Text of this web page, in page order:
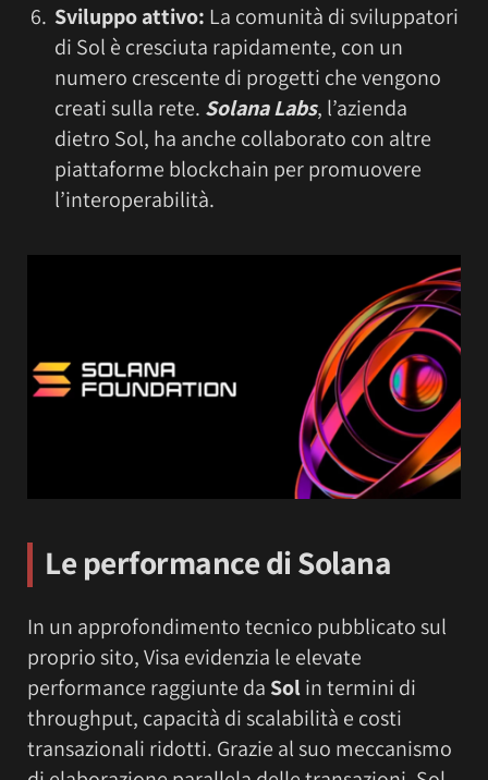
Sviluppo attivo: La comunità di sviluppatori
di Sol è cresciuta rapidamente, con un
numero crescente di progetti che vengono
creati sulla rete. Solana Labs, l’azienda
dietro Sol, ha anche collaborato con altre
piattaforme blockchain per promuovere
l’interoperabilità.
Le performance di Solana
In un approfondimento tecnico pubblicato sul
proprio sito, Visa evidenzia le elevate
performance raggiunte da Solin termini di
throughput, capacità di scalabilità e costi
transazionali ridotti. Grazie al suo meccanismo